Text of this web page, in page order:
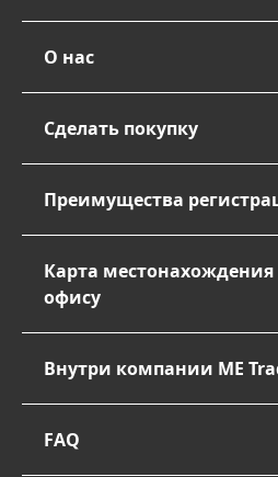
О нас
Сделать покупку
Преимущества
Карта местонахождения
офису
Внутри компании ME
FAQ